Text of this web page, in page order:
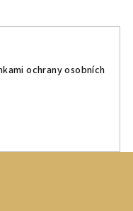
ochrany osobních